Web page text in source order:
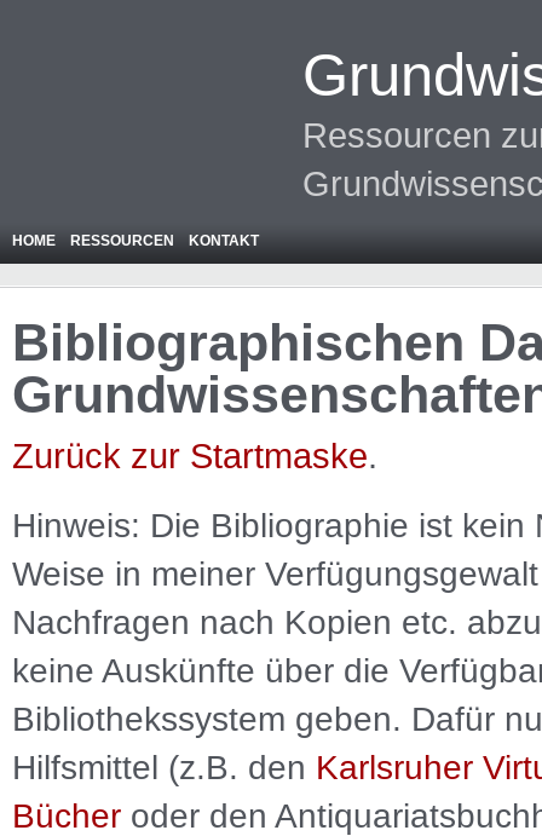
Ressourcen
HOME RESSOURCEN KONTAKT
Bibliographischen
Zurück zur Startmaske.
Hinweis: Die Bibliographie ist kein
Weise in meiner
Nachfragen nach Kopien etc.
keine Auskünfte über die
Bibliothekssystem geben. Dafür
Hilfsmittel (z.B. den Karlsruher
Bücher oder den